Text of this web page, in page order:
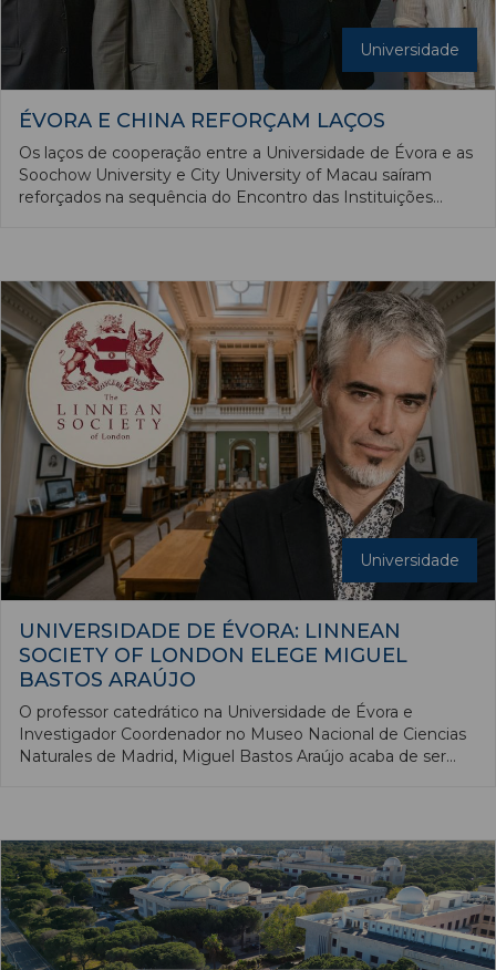
Universidade
ÉVORA E CHINA REFORÇAM LAÇOS
Os laços de cooperação entre a Universidade de Évora e as
Soochow University e City University of Macau saíram
reforçados na sequência do Encontro das Instituições
Espírito Santo, no dia 8 de julho.
Universidade
UNIVERSIDADE DE ÉVORA: LINNEAN
SOCIETY OF LONDON ELEGE MIGUEL
BASTOS ARAÚJO
O professor catedrático na Universidade de Évora e
Investigador Coordenador no Museo Nacional de Ciencias
Naturales de Madrid, Miguel Bastos Araújo acaba de ser